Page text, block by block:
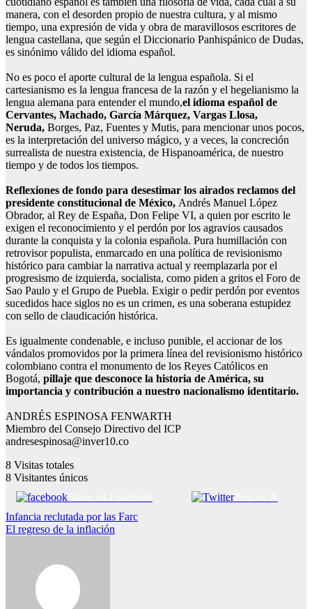
manera, con el desorden propio de nuestra cultura, y al mismo
tiempo, una expresión de vida y obra de maravillosos escritores de
lengua castellana, que según el Diccionario Panhispánico de Dudas,
es sinónimo válido del idioma español.
No es poco el aporte cultural de la lengua española. Si el
cartesianismo es la lengua francesa de la razón y el hegelianismo la
lengua alemana para entender el mundo,el idioma español de
Cervantes, Machado, García Márquez, Vargas Llosa,
Neruda, Borges, Paz, Fuentes y Mutis, para mencionar unos pocos,
es la interpretación del universo mágico, y a veces, la concreción
surrealista de nuestra existencia, de Hispanoamérica, de nuestro
tiempo y de todos los tiempos.
Reflexiones de fondo para desestimar los airados reclamos del
presidente constitucional de México, Andrés Manuel López
Obrador, al Rey de España, Don Felipe VI, a quien por escrito le
exigen el reconocimiento y el perdón por los agravios causados
durante la conquista y la colonia española. Pura humillación con
retrovisor populista, enmarcado en una política de revisionismo
histórico para cambiar la narrativa actual y reemplazarla por el
progresismo de izquierda, socialista, como piden a gritos el Foro de
Sao Paulo y el Grupo de Puebla. Exigir o pedir perdón por eventos
sucedidos hace siglos no es un crimen, es una soberana estupidez
con sello de claudicación histórica.
Es igualmente condenable, e incluso punible, el accionar de los
vándalos promovidos por la primera línea del revisionismo histórico
colombiano contra el monumento de los Reyes Católicos en
Bogotá, pillaje que desconoce la historia de América, su
importancia y contribución a nuestro nacionalismo identitario.
ANDRÉS ESPINOSA FENWARTH
​Miembro del Consejo Directivo del ICP
andresespinosa@inver10.co
8 Visitas totales
8 Visitantes únicos
Post on X
Navegación
de
Infancia reclutada por las Farc
El regreso de la inflación